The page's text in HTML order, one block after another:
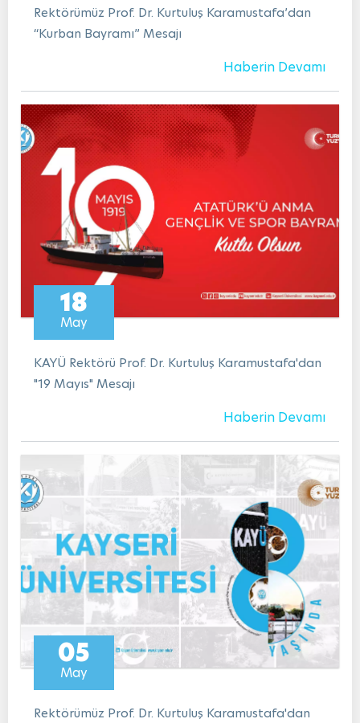
Rektörümüz Prof. Dr. Kurtuluş Karamustafa’dan
“Kurban Bayramı” Mesajı
Haberin Devamı
18
May
KAYÜ Rektörü Prof. Dr. Kurtuluş Karamustafa'dan
"19 Mayıs" Mesajı
Haberin Devamı
05
May
Rektörümüz Prof. Dr. Kurtuluş Karamustafa'dan